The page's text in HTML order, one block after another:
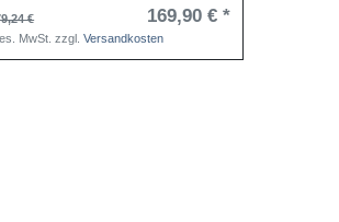
€ 169,90 € *
MwSt. zzgl.Versandkosten